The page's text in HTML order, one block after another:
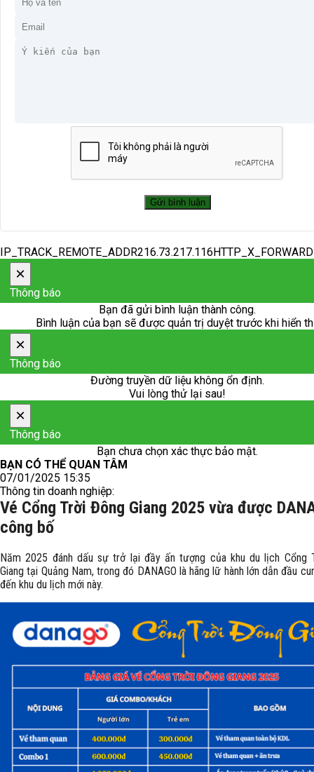
×
Thông báo
Bạn đã gửi bình luận thành công.
Bình luận của bạn sẽ được quản trị duyệt trước khi hiển
×
Thông báo
Đường truyền dữ liệu không ổn định.
Vui lòng thử lại sau!
×
Thông báo
Bạn chưa chọn xác thực bảo mật.
BẠN CÓ THỂ QUAN TÂM
07/01/2025 15:35
Thông tin doanh nghiệp:
Vé Cổng Trời Đông Giang 2025 vừa được
công bố
Năm 2025 đánh dấu sự trở lại đầy ấn tượng của khu du lịch Cổng
Giang tại Quảng Nam, trong đó DANAGO là hãng lữ hành lớn dẫn đầu
đến khu du lịch mới này.